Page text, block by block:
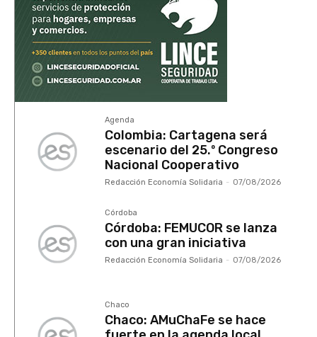
Agenda
Colombia: Cartagena será
escenario del 25.º Congreso
Nacional Cooperativo
Redacción Economía Solidaria - 07/08/2026
Córdoba
Córdoba: FEMUCOR se lanza
con una gran iniciativa
Redacción Economía Solidaria - 07/08/2026
Chaco
Chaco: AMuChaFe se hace